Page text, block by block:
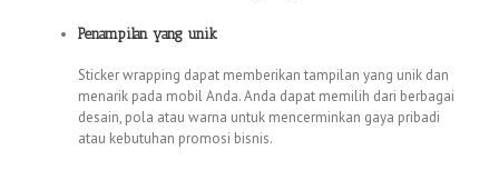
Penampilan yang unik
Sticker wrapping dapat memberikan tampilan yang unik dan
menarik pada mobil Anda. Anda dapat memilih dari berbagai
desain, pola atau warna untuk mencerminkan gaya pribadi
atau kebutuhan promosi bisnis.